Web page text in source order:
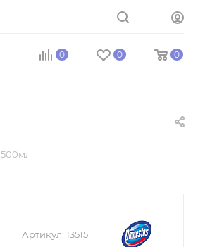
0 0 0
Артикул: 13515